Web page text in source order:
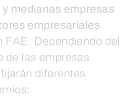
medianas empresas
empresariales
FAE. Dependiendo del
de las empresas
diferentes